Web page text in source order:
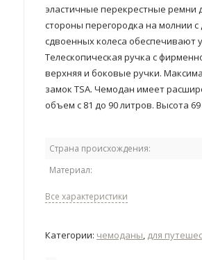
эластичные перекрестные ремни
стороны перегородка на молнии
сдвоенных колеса обеспечивают
Телескопическая ручка с
верхняя и боковые ручки.
замок TSA. Чемодан имеет
объем с 81 до 90 литров. Высота 69
Страна происхождения:
Материал:
Все характеристики
Категории: чемоданы, для